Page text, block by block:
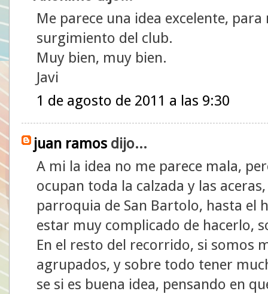
Me parece una idea excelente,
surgimiento del club.
Muy bien, muy bien.
Javi
1 de agosto de 2011 a las 9:30
juan ramos dijo...
A mi la idea no me parece mala,
ocupan toda la calzada y las
parroquia de San Bartolo, hasta el
estar muy complicado de hacerlo,
En el resto del recorrido, si somos
agrupados, y sobre todo tener
se si es buena idea, pensando en